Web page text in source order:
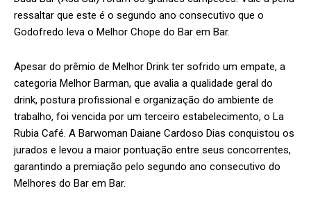
ressaltar que este é o segundo ano consecutivo que o
Godofredo leva o Melhor Chope do Bar em Bar.
Apesar do prêmio de Melhor Drink ter sofrido um empate, a
categoria Melhor Barman, que avalia a qualidade geral do
drink, postura profissional e organização do ambiente de
trabalho, foi vencida por um terceiro estabelecimento, o La
Rubia Café. A Barwoman Daiane Cardoso Dias conquistou os
jurados e levou a maior pontuação entre seus concorrentes,
garantindo a premiação pelo segundo ano consecutivo do
Melhores do Bar em Bar.